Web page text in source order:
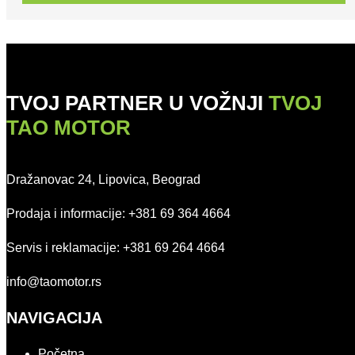
TVOJ PARTNER U VOŽNJI TVOJ
TAO MOTOR
Dražanovac 24, Lipovica, Beograd
Prodaja i informacije: +381 69 364 4664
Servis i reklamacije: +381 69 264 4664
info@taomotor.rs
NAVIGACIJA